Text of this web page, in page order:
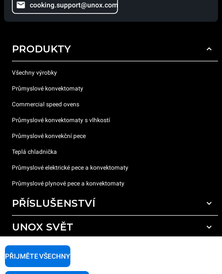
cooking.support@unox.com
PRODUKTY
Všechny výrobky
Průmyslové konvektomaty
Commercial speed ovens
Průmyslové konvektomaty s vlhkostí
Průmyslové konvekční pece
Teplá chladnička
Průmyslové elektrické pece a konvektomaty
Průmyslové plynové pece a konvektomaty
PŘÍSLUŠENSTVÍ
Všechna příslušenství
Čisticí prostředky pro ruční mytí
UNOX SVĚT
Naše pobočky po celém světě
PODPORA
PŘIJMĚTE VŠECHNY